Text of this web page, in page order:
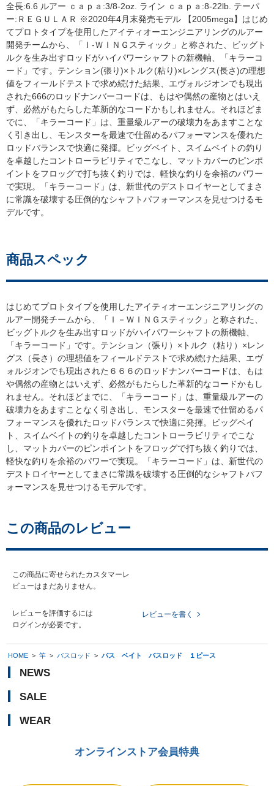
全長:6.6 ルアー ｃａｐａ:3/8-2oz. ライン ｃａｐａ:8-22lb. テーパ
ー:ＲＥＧＵＬＡＲ ※2020年4月末発売モデル 【2005mega】はじめ
てプロトタイプを使用したアイティオーエンジニアリングのルアー
開発チームから、「Ｉ-ＷＩＮＧスティック」と称された、ビッグト
ルクを生み出すロッドがハイパワーシャフトの新機軸、「キラーコ
ード」です。テンション(張り)×トルク(粘り)×レングス(長さ)の理想
値をフィールドテストで求め続けた結果、エヴォルジオンでも現出
された666のロッドナンバーコードは、もはや偶然の産物とはいえ
ず、必然がもたらした革新的なコードかもしれません。それほどま
でに、「キラーコード」は、重量級ルアーの破壊力をあますことな
く引き出し、モンスターを最速で仕留めるパフォーマンスを優れた
ロッドバランスで快適に発揮。ビッグベイト、スイムベイトの釣り
を卓越したコントローラビリティでこなし、マットカバーのピンポ
イントをフロッグで打ち抜く釣りでは、軽快な釣りを余裕のパワー
で実現。「キラーコード」は、新世代のデストロイヤーとしてまさ
に常識を破壊する圧倒的なシャフトパフォーマンスを見せつけるモ
デルです。
商品スペック
はじめてプロトタイプを使用したアイティオーエンジニアリングの
ルアー開発チームから、「Ｉ－ＷＩＮＧスティック」と称された、
ビッグトルクを生み出すロッドがハイパワーシャフトの新機軸、
「キラーコード」です。テンション（張り）×トルク（粘り）×レン
グス（長さ）の理想値をフィールドテストで求め続けた結果、エヴ
ォルジオンでも現出された６６６のロッドナンバーコードは、もは
偶然の産物とはいえず、必然がもたらした革新的なコードかもし
れません。それほどまでに、「キラーコード」は、重量級ルアーの
破壊力をあますことなく引き出し、モンスターを最速で仕留めるパ
フォーマンスを優れたロッドバランスで快適に発揮。ビッグベイ
ト、スイムベイトの釣りを卓越したコントローラビリティでこな
し、マットカバーのピンポイントをフロッグで打ち抜く釣りでは、
軽快な釣りを余裕のパワーで実現。「キラーコード」は、新世代の
デストロイヤーとしてまさに常識を破壊する圧倒的なシャフトパフ
ォーマンスを見せつけるモデルです。
この商品のレビュー
この商品に寄せられたカスタマーレ
ビューはまだありません。
レビューを評価するには
ログインが必要です。
レビューを書く
HOME > 竿 > バスロッド > バス ベイト バスロッド １ピース
NEWS
SALE
WEAR
オンラインストア会員特典